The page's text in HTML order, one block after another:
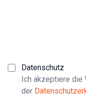
Datenschutz
Ich akzeptiere die
der